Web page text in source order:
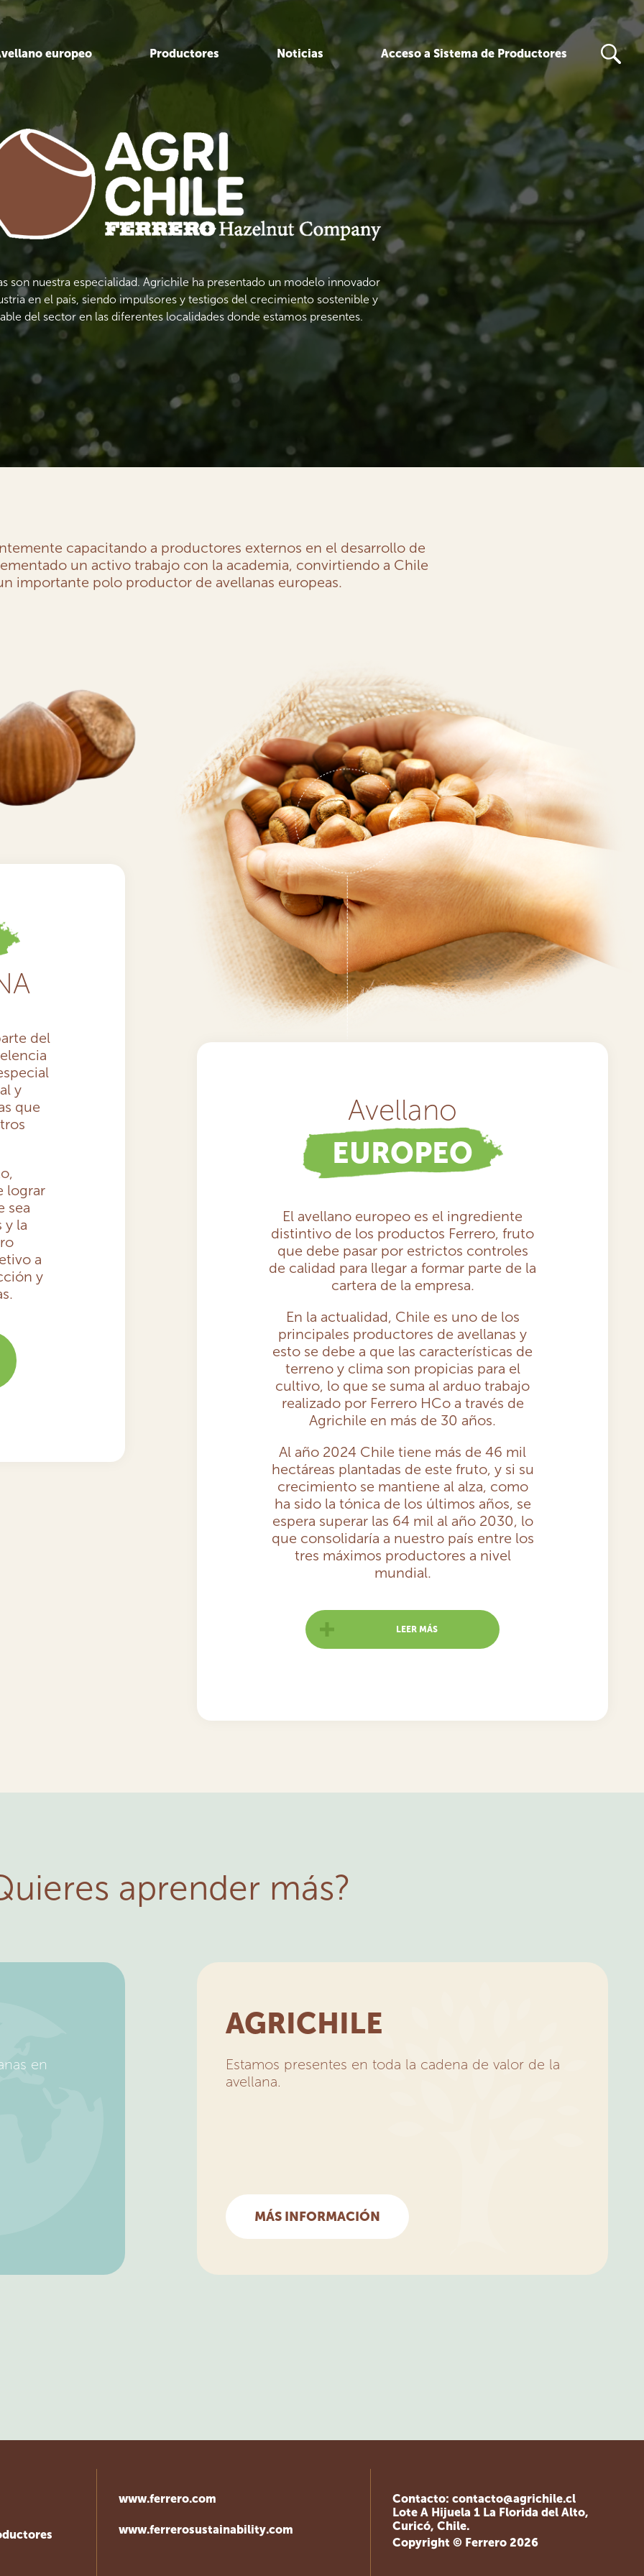
europeo Productores Noticias Acceso a Sistema de Productores
son nuestra especialidad. Agrichile ha presentado un modelo innovador
en el país, siendo impulsores y testigos del crecimiento sostenible y
del sector en las diferentes localidades donde estamos presentes.
capacitando a productores externos en el desarrollo de
un activo trabajo con la academia, convirtiendo a Chile
importante polo productor de avellanas europeas.
del
y
que
lograr
sea
y la
a
y
Avellano
EUROPEO
El avellano europeo es el ingrediente
distintivo de los productos Ferrero, fruto
que debe pasar por estrictos controles
de calidad para llegar a formar parte de la
cartera de la empresa.
En la actualidad, Chile es uno de los
principales productores de avellanas y
esto se debe a que las características de
terreno y clima son propicias para el
cultivo, lo que se suma al arduo trabajo
realizado por Ferrero HCo a través de
Agrichile en más de 30 años.
Al año 2024 Chile tiene más de 46 mil
hectáreas plantadas de este fruto, y si su
crecimiento se mantiene al alza, como
ha sido la tónica de los últimos años, se
espera superar las 64 mil al año 2030, lo
que consolidaría a nuestro país entre los
tres máximos productores a nivel
mundial.
LEER MÁS
aprender más?
en
AGRICHILE
Estamos presentes en toda la cadena de valor de la
avellana.
MÁS INFORMACIÓN
www.ferrero.com
www.ferrerosustainability.com
Contacto: contacto@agrichile.cl
Lote A Hijuela 1 La Florida del Alto,
Curicó, Chile.
Copyright © Ferrero 2026